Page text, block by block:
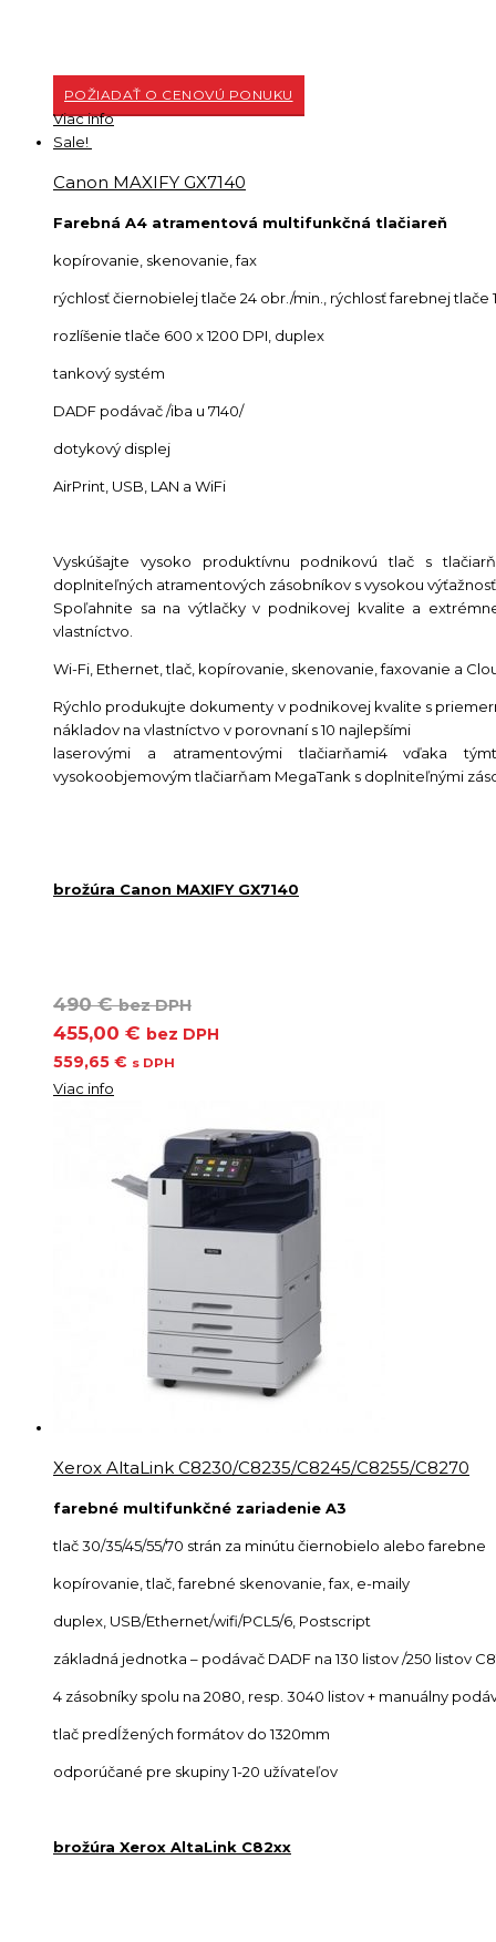
POŽIADAŤ O CENOVÚ PONUKU
Viac info
Sale!
Canon MAXIFY GX7140
Farebná A4 atramentová multifunkčná tlačiareň
kopírovanie, skenovanie, fax
rýchlosť čiernobielej tlače 24 obr./min., rýchlosť farebnej tlače
rozlíšenie tlače 600 x 1200 DPI, duplex
tankový systém
DADF podávač /iba u 7140/
dotykový displej
AirPrint, USB, LAN a WiFi
Vyskúšajte vysoko produktívnu podnikovú tlač s
doplniteľných atramentových zásobníkov s vysokou
Spoľahnite sa na výtlačky v podnikovej kvalite a
vlastníctvo.
Wi-Fi, Ethernet, tlač, kopírovanie, skenovanie, faxovanie a
Rýchlo produkujte dokumenty v podnikovej kvalite s
nákladov na vlastníctvo v porovnaní s 10 najlepšími
laserovými a atramentovými tlačiarňami4 vďaka
vysokoobjemovým tlačiarňam MegaTank s doplniteľnými
brožúra Canon MAXIFY GX7140
490 €bez DPH
455,00 € bez DPH
559,65 € s DPH
Viac info
Xerox AltaLink C8230/C8235/C8245/C8255/C8270
farebné multifunkčné zariadenie A3
tlač 30/35/45/55/70 strán za minútu čiernobielo alebo farebne
kopírovanie, tlač, farebné skenovanie, fax, e-maily
duplex, USB/Ethernet/wifi/PCL5/6, Postscript
základná jednotka – podávač DADF na 130 listov /250 listov
4 zásobníky spolu na 2080, resp. 3040 listov + manuálny
tlač predĺžených formátov do 1320mm
odporúčané pre skupiny 1-20 užívateľov
brožúra Xerox AltaLink C82xx